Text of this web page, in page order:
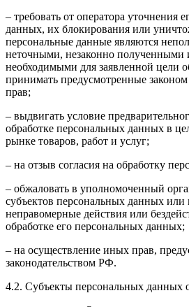
– требовать от оператора уточнения
данных, их блокирования или
персональные данные являются
неточными, незаконно полученными
необходимыми для заявленной цели
принимать предусмотренные
прав;
– выдвигать условие
обработке персональных данных в
рынке товаров, работ и услуг;
– на отзыв согласия на обработку
– обжаловать в уполномоченный
субъектов персональных данных или
неправомерные действия или
обработке его персональных данных;
– на осуществление иных прав,
законодательством РФ.
4.2. Субъекты персональных данных